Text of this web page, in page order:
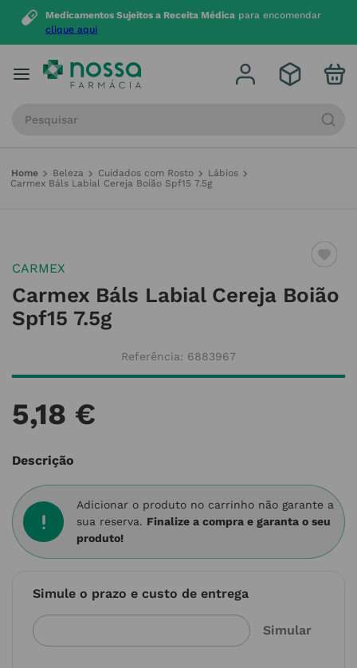
Medicamentos Sujeitos a Receita Médica para encomendar
clique aqui
Beleza Cuidados com Rosto
Lábios
Carmex Báls Labial Cereja Boião Spf15 7.5g
CARMEX
Carmex Báls Labial Cereja Boião
Spf15 7.5g
Referência: 6883967
5,18 €
Descrição
Adicionar o produto no carrinho não garante a
sua reserva. Finalize a compra e garanta o seu
produto!
Simule o prazo e custo de entrega